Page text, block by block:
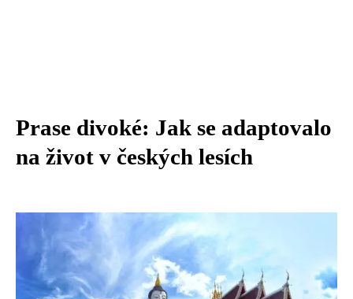
Prase divoké: Jak se adaptovalo
na život v českých lesích